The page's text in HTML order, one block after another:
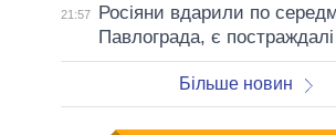
21:57
Росіяни вдарили по
Павлограда, є постраждалі
Більше новин